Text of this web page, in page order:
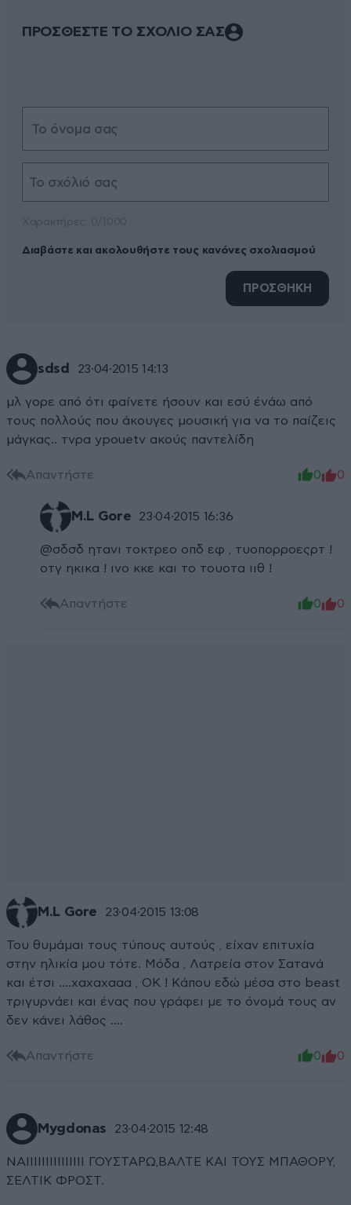
ΠΡΟΣΘΕΣΤΕ ΤΟ ΣΧΟΛΙΟ ΣΑΣ
Διαβάστε και ακολουθήστε τους κανόνες σχολιασμού
ΠΡΟΣΘΗΚΗ
sdsd 23·04·2015 14:13
μλ γορε από ότι φαίνετε ήσουν και εσύ ένάω από
τους πολλούς που άκουγες μουσική για να το παίζεις
μάγκας.. τvρα ypouetv ακούς παντελίδη
Απαντήστε 0 0
M.L Gore 23·04·2015 16:36
@σδσδ ητανι τοκτρεο οπδ εφ , τυοπορροεςρτ !
οτγ ηκικα ! ινο κκε και το τουοτα ιιθ !
Απαντήστε 0 0
M.L Gore 23·04·2015 13:08
Του θυμάμαι τους τύπους αυτούς , είχαν επιτυχία
στην ηλικία μου τότε. Μόδα , Λατρεία στον Σατανά
και έτσι ....χαχαχααα , ΟΚ ! Κάπου εδώ μέσα στο beast
τριγυρνάει και ένας που γράφει με το όνομά τους αν
δεν κάνει λάθος ....
Απαντήστε 0 0
Mygdonas 23·04·2015 12:48
ΝΑΙΙΙΙΙΙΙΙΙΙΙΙΙΙΙ ΓΟΥΣΤΑΡΩ,ΒΑΛΤΕ ΚΑΙ ΤΟΥΣ ΜΠΑΘΟΡΥ,
ΣΕΛΤΙΚ ΦΡΟΣΤ.